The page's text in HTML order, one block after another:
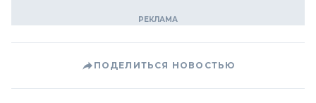
ПОДЕЛИТЬСЯ НОВОСТЬЮ